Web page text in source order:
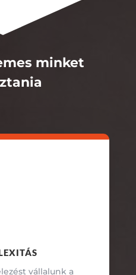
minket
vállalunk a